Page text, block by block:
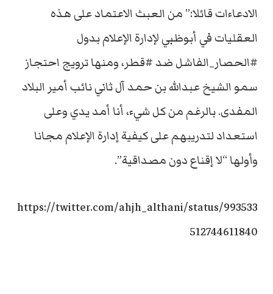
الادعاءات قائلا:” من العبث الاعتماد على هذه
العقليات في أبوظبي لإدارة الإعلام بدول
#الحصار_الفاشل ضد #قطر، ومنها ترويج احتجاز
سمو الشيخ عبدالله بن حمد آل ثاني نائب أمير البلاد
المفدى. بالرغم من كل شيء، أنا أمد يدي وعلى
استعداد لتدريبهم على كيفية إدارة الإعلام مجانا
وأولها “لا إقناع دون مصداقية”.
https://twitter.com/ahjh_althani/status/993533
512744611840